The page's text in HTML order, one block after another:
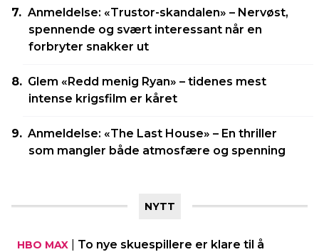
Anmeldelse: «Trustor-skandalen» – Nervøst,
spennende og svært interessant når en
forbryter snakker ut
Glem «Redd menig Ryan» – tidenes mest
intense krigsfilm er kåret
Anmeldelse: «The Last House» – En thriller
som mangler både atmosfære og spenning
NYTT
HBO MAX
To nye skuespillere er klare til å